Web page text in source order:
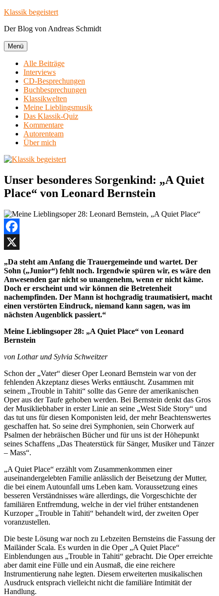
Zum
springen
Klassik begeistert
Der Blog von Andreas Schmidt
Menü
Alle Beiträge
Interviews
CD-Besprechungen
Buchbesprechungen
Klassikwelten
Meine Lieblingsmusik
Das Klassik-Quiz
Kommentare
Autorenteam
Über mich
Unser besonderes Sorgenkind: „A Quiet
Place“ von Leonard Bernstein
Facebook
X
„Da steht am Anfang die Trauergemeinde und wartet. Der
Sohn („Junior“) fehlt noch. Irgendwie spüren wir, es wäre den
Anwesenden gar nicht so unangenehm, wenn er nicht käme.
Doch er erscheint und wir können die Betretenheit
nachempfinden. Der Mann ist hochgradig traumatisiert, macht
einen verstörten Eindruck, niemand kann sagen, was im
nächsten Augenblick passiert.“
Meine Lieblingsoper 28: „A Quiet Place“ von Leonard
Bernstein
von Lothar und Sylvia Schweitzer
Schon der „Vater“ dieser Oper Leonard Bernstein war von der
fehlenden Akzeptanz dieses Werks enttäuscht. Zusammen mit
seinem „Trouble in Tahiti“ sollte das Genre der amerikanischen
Oper aus der Taufe gehoben werden. Bei Bernstein denkt das Gros
der Musikliebhaber in erster Linie an seine „West Side Story“ und
das tut uns für diesen Komponisten leid, der mehr Beachtenswertes
geschaffen hat. So seine drei Symphonien, sein Chorwerk auf
Psalmen der hebräischen Bücher und für uns ist der Höhepunkt
seines Schaffens „Das Theaterstück für Sänger, Musiker und Tänzer
– Mass“.
„A Quiet Place“ erzählt vom Zusammenkommen einer
auseinandergelebten Familie anlässlich der Beisetzung der Mutter,
die bei einem Autounfall ums Leben kam. Voraussetzung eines
besseren Verständnisses wäre allerdings, die Vorgeschichte der
familiären Entfremdung, welche in der viel früher entstandenen
Kurzoper „Trouble in Tahiti“ behandelt wird, der zweiten Oper
voranzustellen.
Die beste Lösung war noch zu Lebzeiten Bernsteins die Fassung der
Mailänder Scala. Es wurden in die Oper „A Quiet Place“
Einblendungen aus „Trouble in Tahiti“ gebracht. Die Oper erreichte
aber damit eine Fülle und ein Ausmaß, die eine reichere
Instrumentierung nahe legten. Diesem erweiterten musikalischen
Ausdruck entsprach vielleicht nicht die familiäre Intimität der
Handlung.